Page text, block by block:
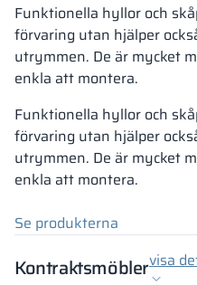
Funktionella hyllor och
förvaring utan hjälper
utrymmen. De är mycket
enkla att montera.
Funktionella hyllor och
förvaring utan hjälper
utrymmen. De är mycket
enkla att montera.
Se produkterna
Kontraktsmöblervisa